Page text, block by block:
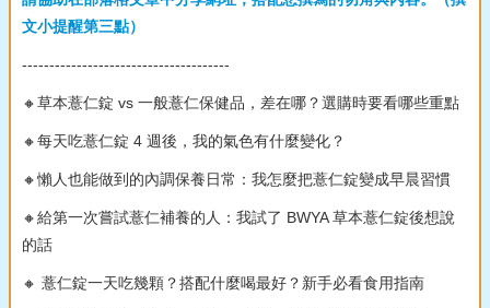
文小提醒第三點）
--------------------------------------
🔸草本薏仁錠 vs 一般薏仁保健品，差在哪？選購時要看哪些重點
🔸每天吃薏仁錠 4 週後，我的氣色有什麼變化？
🔸懶人也能做到的內調保養日常：我怎麼把薏仁錠變成早晨習慣
🔸給第一次嘗試薏仁補養的人：我試了 BWYA 草本薏仁錠後想說
的話
🔸 薏仁錠一天吃幾顆？搭配什麼喝最好？新手必看食用指南